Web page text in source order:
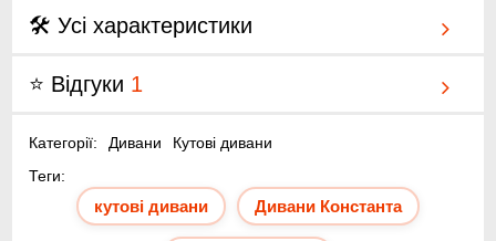
Кутовий диван Гранд Константа Механізм
дельфін безкоштовна доставка по Києву від
➤
🛠 Усі характеристики
⭐ Відгуки 1
Категорії: Дивани
Кутові дивани
Теги:
кутові дивани Дивани Константа